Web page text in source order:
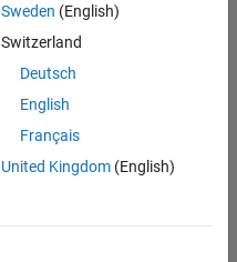
Sweden (English)
Switzerland
Deutsch
English
Français
United Kingdom(English)